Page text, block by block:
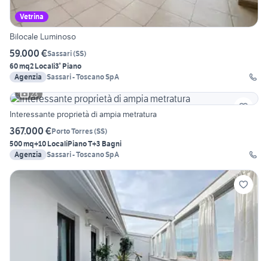
Vetrina
Bilocale Luminoso
59.000 €Sassari(SS)
60 mq2 Locali3° Piano
Agenzia Sassari - Toscano SpA
23
Interessante proprietà di ampia metratura
367.000 €Porto Torres(SS)
500 mq+10 LocaliPiano T+3 Bagni
Agenzia Sassari - Toscano SpA